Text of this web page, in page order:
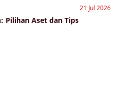
21 Jul 2026
Pilihan Aset dan Tips